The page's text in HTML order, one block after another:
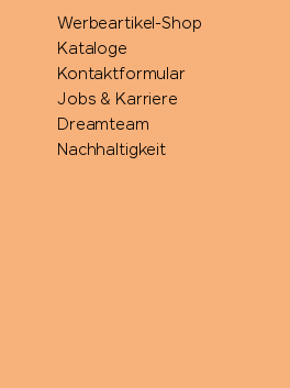
Werbeartikel-Shop
Kataloge
Kontaktformular
Jobs & Karriere
Dreamteam
Nachhaltigkeit